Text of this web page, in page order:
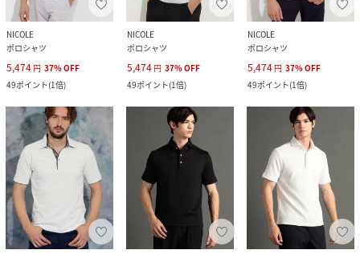
NICOLE
ポロシャツ
5,474 円 37%OFF
49ポイント(1倍)
NICOLE
ポロシャツ
5,474 円 37%OFF
49ポイント(1倍)
NICOLE
ポロシャツ
5,474 円 37%OFF
49ポイント(1倍)